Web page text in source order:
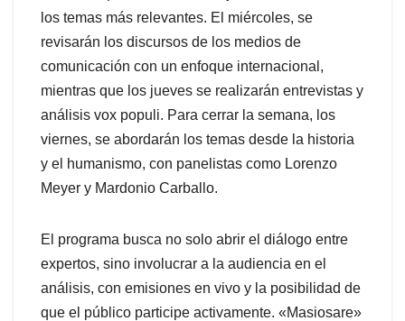
los temas más relevantes. El miércoles, se
revisarán los discursos de los medios de
comunicación con un enfoque internacional,
mientras que los jueves se realizarán entrevistas y
análisis vox populi. Para cerrar la semana, los
viernes, se abordarán los temas desde la historia
y el humanismo, con panelistas como Lorenzo
Meyer y Mardonio Carballo.
El programa busca no solo abrir el diálogo entre
expertos, sino involucrar a la audiencia en el
análisis, con emisiones en vivo y la posibilidad de
que el público participe activamente. «Masiosare»